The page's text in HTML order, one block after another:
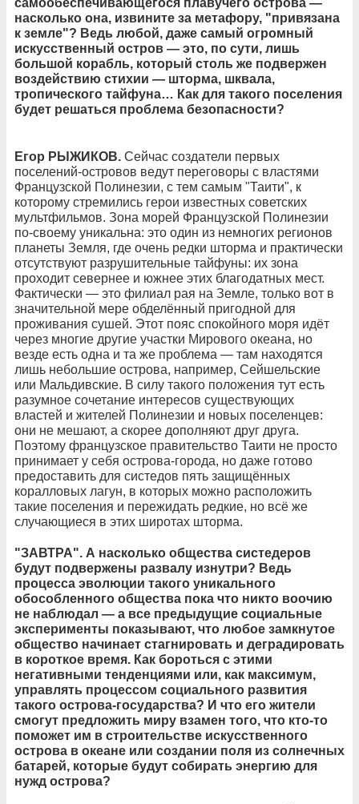
насколько она, извините за метафору, "привязана
к земле"? Ведь любой, даже самый огромный
искусственный остров — это, по сути, лишь
большой корабль, который столь же подвержен
воздействию стихии — шторма, шквала,
тропического тайфуна… Как для такого поселения
будет решаться проблема безопасности?
Егор РЫЖИКОВ. Сейчас создатели первых
поселений-островов ведут переговоры с властями
Французской Полинезии, с тем самым "Таити", к
которому стремились герои известных советских
мультфильмов. Зона морей Французской Полинезии
по-своему уникальна: это один из немногих регионов
планеты Земля, где очень редки шторма и практически
отсутствуют разрушительные тайфуны: их зона
проходит севернее и южнее этих благодатных мест.
Фактически — это филиал рая на Земле, только вот в
значительной мере обделённый пригодной для
проживания сушей. Этот пояс спокойного моря идёт
через многие другие участки Мирового океана, но
везде есть одна и та же проблема — там находятся
лишь небольшие острова, например, Сейшельские
или Мальдивские. В силу такого положения тут есть
разумное сочетание интересов существующих
властей и жителей Полинезии и новых поселенцев:
они не мешают, а скорее дополняют друг друга.
Поэтому французское правительство Таити не просто
принимает у себя острова-города, но даже готово
предоставить для систедов пять защищённых
коралловых лагун, в которых можно расположить
такие поселения и пережидать редкие, но всё же
случающиеся в этих широтах шторма.
"ЗАВТРА". А насколько общества систедеров
будут подвержены развалу изнутри? Ведь
процесса эволюции такого уникального
обособленного общества пока что никто воочию
не наблюдал — а все предыдущие социальные
эксперименты показывают, что любое замкнутое
общество начинает стагнировать и деградировать
в короткое время. Как бороться с этими
негативными тенденциями или, как максимум,
управлять процессом социального развития
такого острова-государства? И что его жители
смогут предложить миру взамен того, что кто-то
поможет им в строительстве искусственного
острова в океане или создании поля из солнечных
батарей, которые будут собирать энергию для
нужд острова?